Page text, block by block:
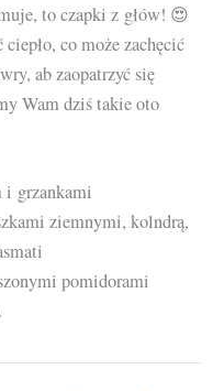
to czapki z głów! 😍
ciepło, co może zachęcić
ab zaopatrzyć się
Wam dziś takie oto
i grzankami
ziemnymi, kolndrą,
pomidorami